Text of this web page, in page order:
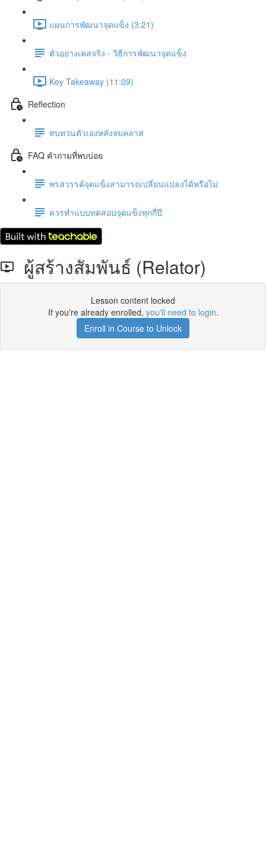
แผนการพัฒนาจุดแข็ง (3:21)
ตัวอย่างเคสจริง - วิธีการพัฒนาจุดแข็ง
Key Takeaway (11:09)
Reflection
ทบทวนตัวเองหลังจบคลาส
FAQ คำถามที่พบบ่อย
พรสวรรค์จุดแข็งสามารถเปลี่ยนแปลงได้หรือไม่
ควรทำแบบทดสอบจุดแข็งทุกกี่ปี
ผู้สร้างสัมพันธ์ (Relator)
Lesson content locked
If you're already enrolled, you'll need to login.
Enroll in Course to Unlock